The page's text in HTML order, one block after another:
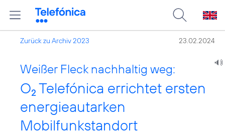
Zurück zu Archiv 2023 23.02.2024
Weißer Fleck nachhaltig weg:
O2 Telefónica errichtet ersten
energieautarken
Mobilfunkstandort